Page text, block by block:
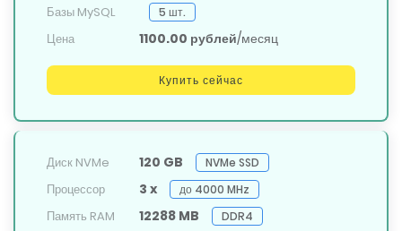
Базы MySQL 5 шт.
Цена 1100.00 рублей/месяц
Купить сейчас
Диск NVMe 120 GB NVMe SSD
Процессор 3 x до 4000 MHz
Память RAM 12288 MB DDR4